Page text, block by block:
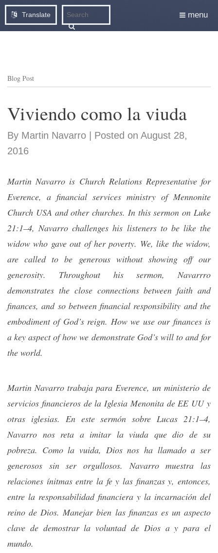
Translate menu
Blog Post
Viviendo como la viuda
By Martin Navarro | Posted on August 28,
2016
Martin Navarro is Church Relations Representative for
Everence, a financial services ministry of Mennonite
Church USA and other churches. In this sermon on Luke
21:1–4, Navarro challenges his listeners to be like the
widow who gave out of her poverty. We, like the widow,
are called to be generous without showing off our
generosity. Throughout his sermon, Navarrro
demonstrates the close connections between faith and
finances, and so between financial responsibility and the
embodiment of God’s reign. How we use our finances is
a key aspect of how we demonstrate God’s will to and for
the world.
Martin Navarro trabaja para Everence, un ministerio de
servicios financieros de la Iglesia Menonita de EE UU y
otras iglesias. En este sermón sobre Lucas 21:1–4,
Navarro nos reta a imitar la viuda que dio de su
pobreza. Como la vuida, Dios nos ha llamado a ser
generosos sin ser orgullosos. Navarro muestra las
relaciones ínitmas entre la fe y las finanzas y, entonces,
entre la responsabilidad financiera y la incarnación del
reino de Dios. Manejar bien las finanzas es un aspecto
clave de demostrar la voluntad de Dios a y para el
mundo.